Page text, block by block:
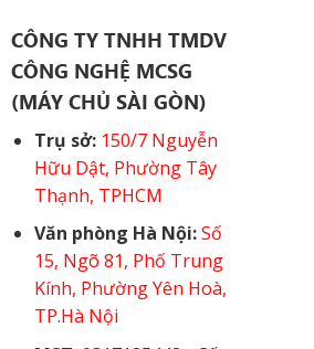
CÔNG TY TNHH TMDV
CÔNG NGHỆ MCSG
(MÁY CHỦ SÀI GÒN)
Trụ sở: 150/7 Nguyễn
Hữu Dật, Phường Tây
Thạnh, TPHCM
Văn phòng Hà Nội: Số
15, Ngõ 81, Phố Trung
Kính, Phường Yên Hoà,
TP.Hà Nội